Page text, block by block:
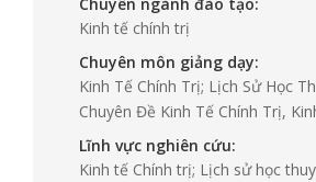
Kinh tế chính trị
Chuyên môn giảng dạy:
Kinh Tế Chính Trị; Lịch Sử Học
Chuyên Đề Kinh Tế Chính Trị,
Lĩnh vực nghiên cứu:
Kinh tế Chính trị; Lịch sử học